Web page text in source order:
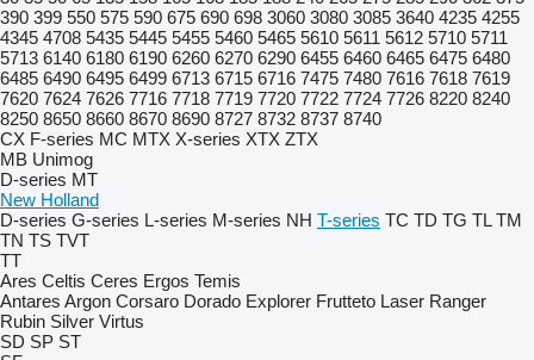
390 399 550 575 590 675 690 698 3060 3080 3085 3640 4235 4255
4345 4708 5435 5445 5455 5460 5465 5610 5611 5612 5710 5711
5713 6140 6180 6190 6260 6270 6290 6455 6460 6465 6475 6480
6485 6490 6495 6499 6713 6715 6716 7475 7480 7616 7618 7619
7620 7624 7626 7716 7718 7719 7720 7722 7724 7726 8220 8240
8250 8650 8660 8670 8690 8727 8732 8737 8740
CX F-series MC MTX X-series XTX ZTX
MB Unimog
D-series MT
New Holland
D-series G-series L-series M-series NH T-series TC TD TG TL TM
TN TS TVT
TT
Ares Celtis Ceres Ergos Temis
Antares Argon Corsaro Dorado Explorer Frutteto Laser Ranger
Rubin Silver Virtus
SD SP ST